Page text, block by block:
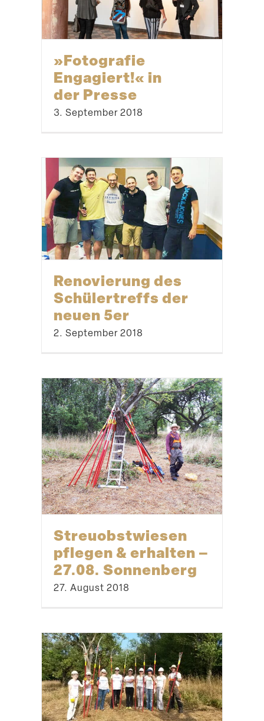
»Fotografie
Engagiert!« in
der Presse
3. September 2018
Renovierung des
Schüler­treffs der
neuen 5er
2. September 2018
Streu­obst­wiesen
pflegen & erhalten –
27.08. Sonnenberg
27. August 2018